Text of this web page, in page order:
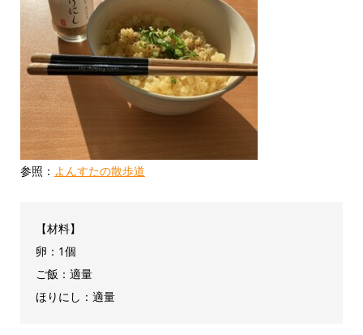
参照： よんすたの散歩道
【材料】
卵：1個
ご飯：適量
ほりにし：適量